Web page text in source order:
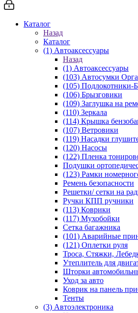
Каталог
Назад
Каталог
(1) Автоаксессуары
Назад
(1) Автоаксессуары
(103) Автосумки
(105) Подлокотники-
(106) Брызговики
(109) Заглушка на
(110) Зеркала
(114) Крышка
(107) Ветровики
(119) Насадки
(120) Насосы
(122) Пленка
Подушки
(123) Рамки
Ремень безопасности
Решетки/ сетки на
Ручки КПП ручники
(113) Коврики
(117) Мухобойки
Сетка багажника
(101) Аварийные
(121) Оплетки руля
Троса, Стяжки,
Утеплитель для
Шторки
Уход за авто
Коврик на панель
Тенты
(3) Автоэлектроника